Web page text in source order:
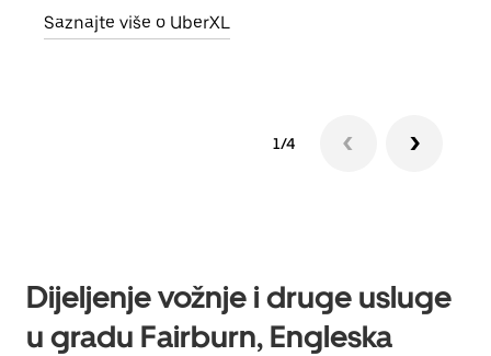
Saznajte više o UberXL
1/4
Dijeljenje vožnje i druge usluge
u gradu Fairburn, Engleska